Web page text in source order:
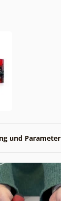
und Parameter